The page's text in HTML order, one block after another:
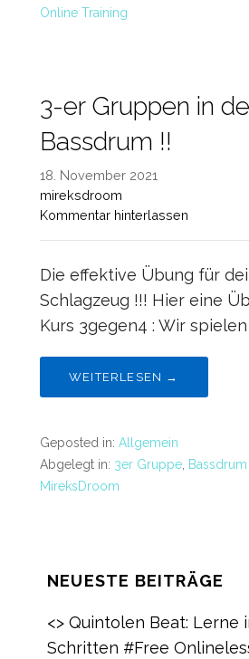
Online Training
3-er Gruppen in
Bassdrum !!
18. November 2021
mireksdroom
Kommentar hinterlassen
Die effektive Übung für
Schlagzeug !!! Hier eine
Kurs 3gegen4 : Wir
WEITERLESEN →
Geposted in: Allgemein
Abgelegt in: 3er Gruppe
MireksDroom
NEUESTE BEITRÄGE
<> Quintolen Beat: Lerne
Schritten #Free